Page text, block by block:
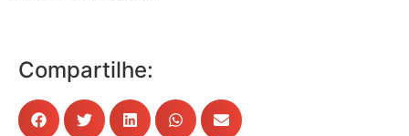
Compartilhe: